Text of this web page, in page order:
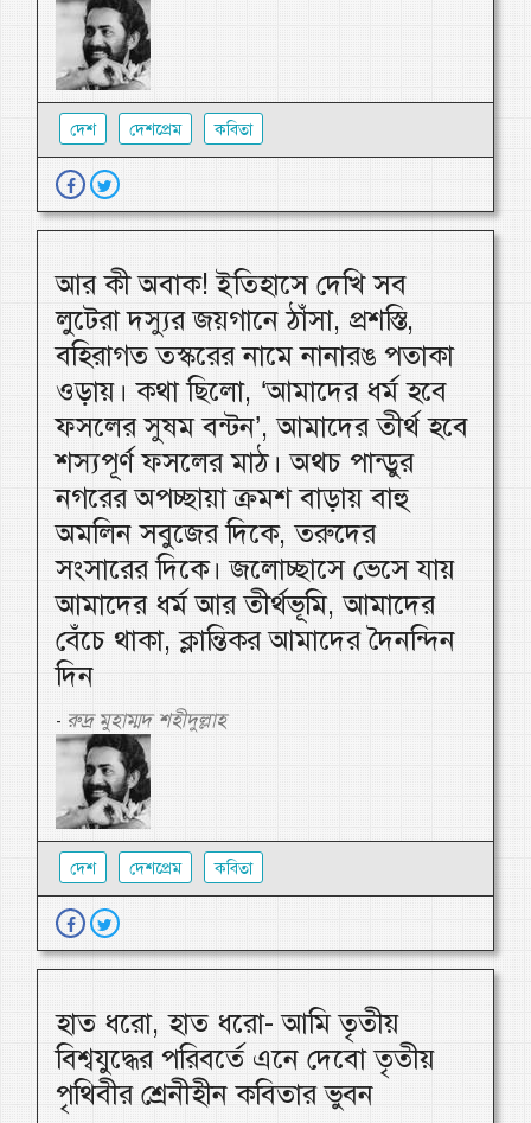
দেশ দেশপ্রেম কবিতা
আর কী অবাক! ইতিহাসে দেখি সব
লুটেরা দস্যুর জয়গানে ঠাঁসা, প্রশস্তি,
বহিরাগত তস্করের নামে নানারঙ পতাকা
ওড়ায়। কথা ছিলো, ‘আমাদের ধর্ম হবে
ফসলের সুষম বন্টন’, আমাদের তীর্থ হবে
শস্যপূর্ণ ফসলের মাঠ। অথচ পান্ডুর
নগরের অপচ্ছায়া ক্রমশ বাড়ায় বাহু
অমলিন সবুজের দিকে, তরুদের
সংসারের দিকে। জলোচ্ছাসে ভেসে যায়
আমাদের ধর্ম আর তীর্থভূমি, আমাদের
বেঁচে থাকা, ক্লান্তিকর আমাদের দৈনন্দিন
দিন
- রুদ্র মুহাম্মদ শহীদুল্লাহ
দেশ দেশপ্রেম কবিতা
হাত ধরো, হাত ধরো- আমি তৃতীয়
বিশ্বযুদ্ধের পরিবর্তে এনে দেবো তৃতীয়
পৃথিবীর শ্রেনীহীন কবিতার ভুবন